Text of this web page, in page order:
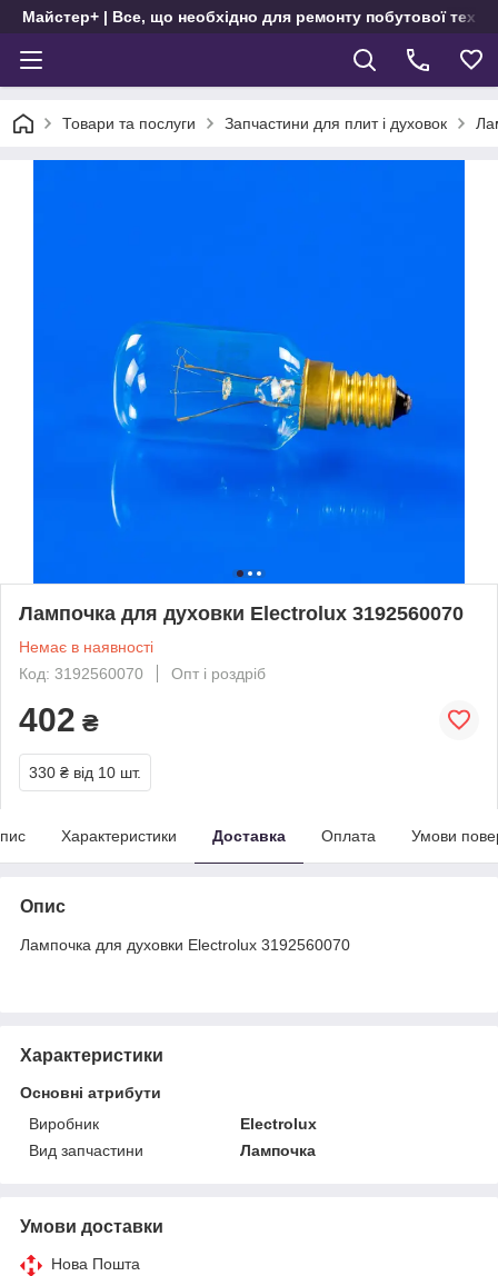
Майстер+ | Все, що необхідно для ремонту побутової
Товари та послуги Запчастини для плит і духовок
Лампочка для духовки Electrolux 3192560070
Немає в наявності
Код: 3192560070
Опт і роздріб
402 ₴
330 ₴ від 10 шт.
Характеристики Доставка Оплата Умови
Опис
Лампочка для духовки Electrolux 3192560070
Характеристики
Основні атрибути
Виробник
Electrolux
Вид запчастини
Лампочка
Умови доставки
Нова Пошта